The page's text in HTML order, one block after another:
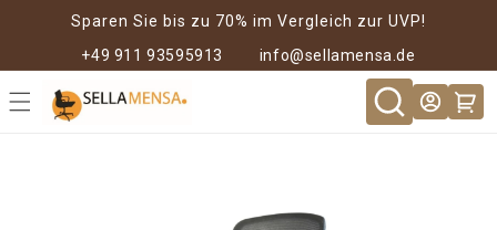
Sparen Sie bis zu 70% im Vergleich zur UVP!
+49 911 93595913
info@sellamensa.de